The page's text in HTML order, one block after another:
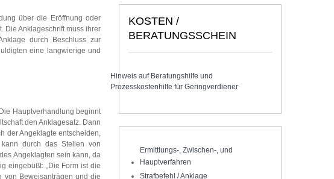
über die Eröffnung oder
Die Anklageschrift muss ihrer
durch Beschluss zur
eine langwierige und
Hauptverhandlung beginnt
den Anklagesatz. Dann
der Angeklagte entscheiden,
durch das Stellen von
Angeklagten sein kann, da
eingebüßt: „Die Form ist die
von Beweisanträgen und die
KOSTEN /
BERATUNGSSCHEIN
Hinweis auf Beratungshilfe und
Prozesskostenhilfe für Geringverdiener
Ermittlungs-, Zwischen-, und
Hauptverfahren
Strafbefehl / Anklage